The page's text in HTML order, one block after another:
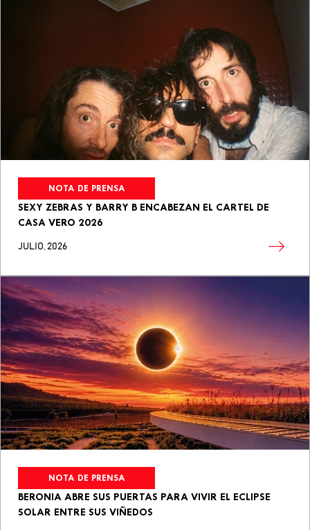
NOTA DE PRENSA
SEXY ZEBRAS Y BARRY B ENCABEZAN EL CARTEL DE
CASA VERO 2026
JULIO, 2026
NOTA DE PRENSA
BERONIA ABRE SUS PUERTAS PARA VIVIR EL ECLIPSE
SOLAR ENTRE SUS VIÑEDOS